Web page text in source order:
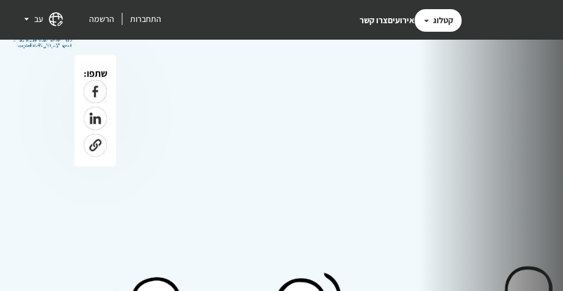
קטלוג אירועיםצרו קשר התחברות הרשמה עב
שתפו: